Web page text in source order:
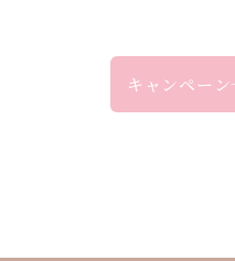
キャンペー